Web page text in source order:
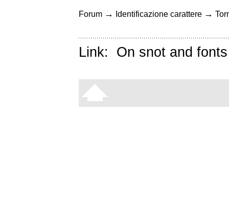
Forum → Identificazione carattere →
Link: On snot and fonts